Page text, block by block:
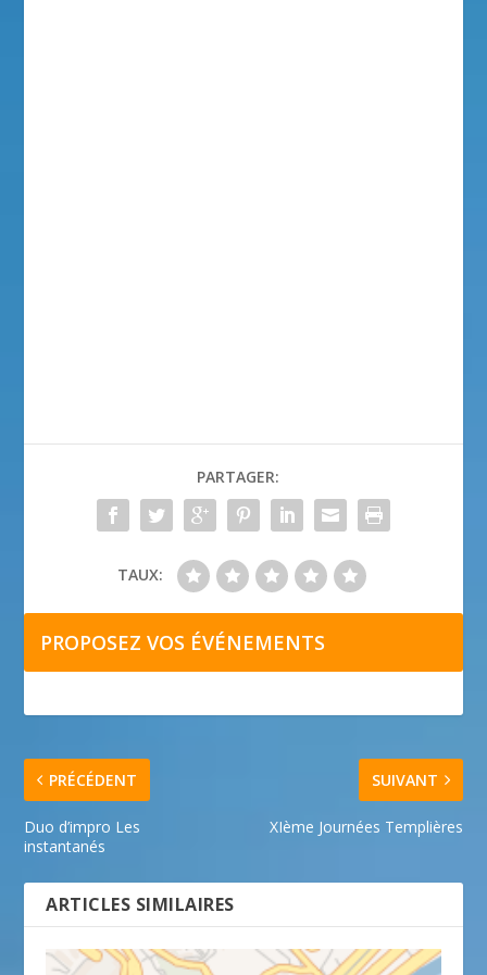
PARTAGER:
TAUX:
PROPOSEZ VOS ÉVÉNEMENTS
PRÉCÉDENT
Duo d’impro Les
instantanés
SUIVANT
XIème Journées Templières
ARTICLES SIMILAIRES